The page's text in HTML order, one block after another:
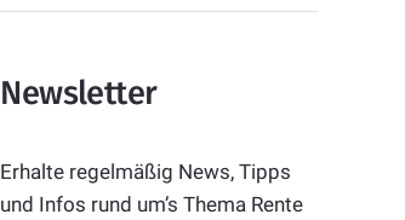
Newsletter
Erhalte regelmäßig News, Tipps
und Infos rund um’s Thema Rente